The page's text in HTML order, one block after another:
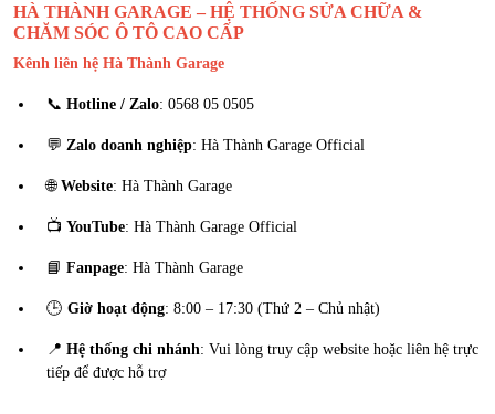
HÀ THÀNH GARAGE – HỆ THỐNG SỬA CHỮA &
CHĂM SÓC Ô TÔ CAO CẤP
Kênh liên hệ Hà Thành Garage
📞 Hotline / Zalo: 0568 05 0505
💬 Zalo doanh nghiệp: Hà Thành Garage Official
🌐Website: Hà Thành Garage
📺 YouTube: Hà Thành Garage Official
📘 Fanpage: Hà Thành Garage
🕒 Giờ hoạt động: 8:00 – 17:30 (Thứ 2 – Chủ nhật)
📍 Hệ thống chi nhánh: Vui lòng truy cập website hoặc liên hệ trực
tiếp để được hỗ trợ